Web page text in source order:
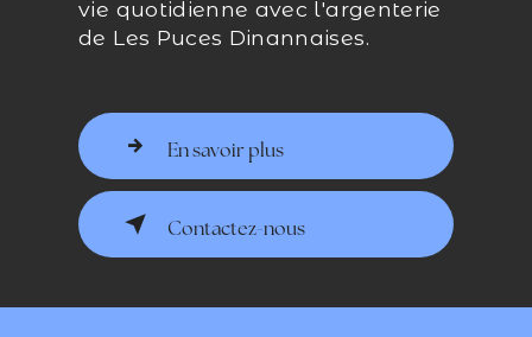
vie quotidienne avec l'argenterie
de Les Puces Dinannaises.
En savoir plus
Contactez-nous